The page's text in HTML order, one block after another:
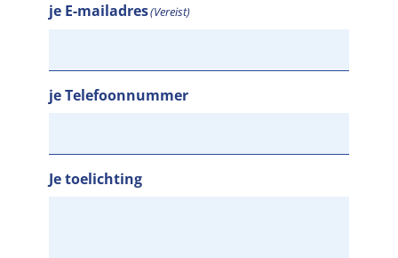
je E-mailadres(Vereist)
je Telefoonnummer
Je toelichting